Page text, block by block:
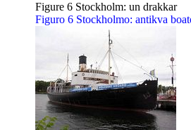
Figure 6 Stockholm: un drakkar
Figuro 6 Stockholmo: antikva